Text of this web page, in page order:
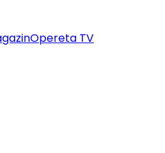
Opereta TV